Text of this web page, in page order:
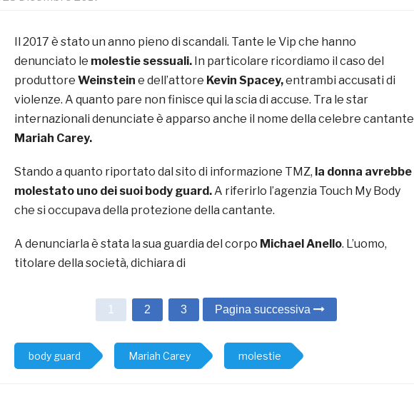
Il 2017 è stato un anno pieno di scandali. Tante le Vip che hanno
denunciato le molestie sessuali. In particolare ricordiamo il caso del
produttore Weinstein e dell’attore Kevin Spacey,entrambi accusati di
violenze. A quanto pare non finisce qui la scia di accuse. Tra le star
internazionali denunciate è apparso anche il nome della celebre cantante
Mariah Carey.
Stando a quanto riportato dal sito di informazione TMZ, la donna avrebbe
molestato uno dei suoi body guard.A riferirlo l’agenzia Touch My Body
che si occupava della protezione della cantante.
A denunciarla è stata la sua guardia del corpo Michael Anello. L’uomo,
titolare della società, dichiara di
1 2 3 Pagina successiva
body guard Mariah Carey molestie